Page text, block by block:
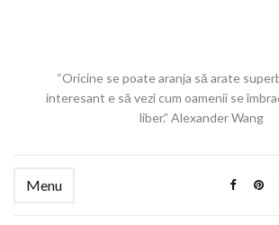
“Oricine se poate aranja să arate
interesant e să vezi cum oamenii se
liber.” Alexander Wang
Menu